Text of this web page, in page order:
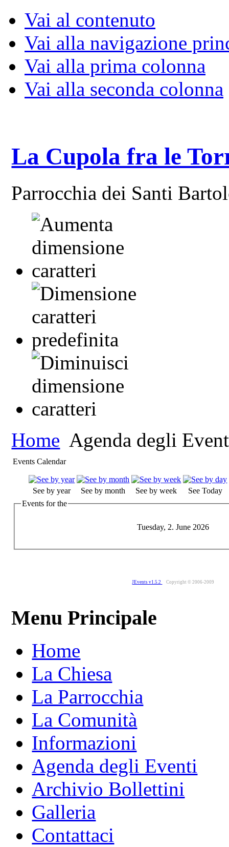
Vai al contenuto
Vai alla navigazione
Vai alla prima colonna
Vai alla seconda colonna
La Cupola fra le
Parrocchia dei Santi
Home Agenda degli
Events Calendar
See by year See by month See by week
See Today
Events for the
Tuesday, 2. June 2026
JEvents v1.5.2 Copyright © 2006-2009
Menu Principale
Home
La Chiesa
La Parrocchia
La Comunità
Informazioni
Agenda degli Eventi
Archivio Bollettini
Galleria
Contattaci